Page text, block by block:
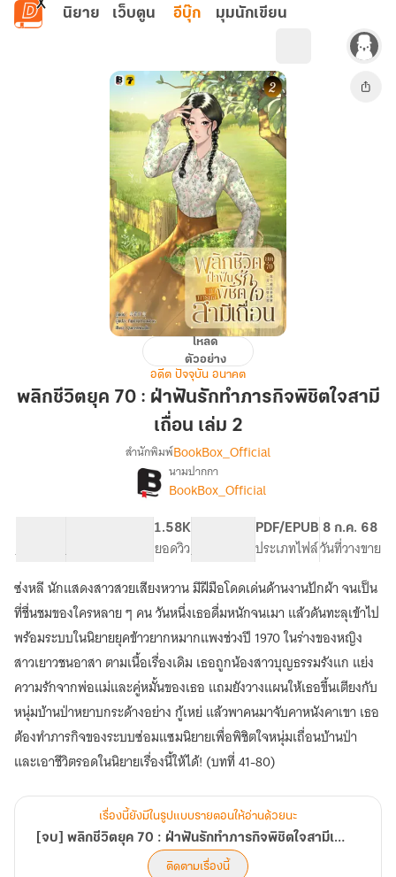
ข้ามไปยังเนื้อหาหลัก
นิยาย เว็บตูน อีบุ๊ก มุมนักเขียน
ยุค
ฝ่าฟัน
สามี
เล่ม
2
โหลด
ตัวอย่าง
อดีต ปัจจุบัน อนาคต
พลิกชีวิตยุค 70 : ฝ่าฟันรักทำภารกิจพิชิตใจสามี
เถื่อน เล่ม 2
เรื่อง[จบ]
พลิก
ฝ่าฟัน
รัก
ทำ
ภารกิจ
พิชิต
ใจ
สามี
เถื่อน
สำนักพิมพ์BookBox_Official
นามปากกา
BookBox_Official
จำนวนคำ จำนวนหน้า (A5)
1.58K
ยอดวิวระดับเนื้อหา
PDF/EPUB
ประเภทไฟล์
8 ก.ค. 68
วันที่วางขาย
ซ่งหลี นักแสดงสาวสวยเสียงหวาน มีฝีมือโดดเด่นด้านงานปักผ้า จนเป็น
ที่ชื่นชมของใครหลาย ๆ คน วันหนึ่งเธอดื่มหนักจนเมา แล้วดันทะลุเข้าไป
พร้อมระบบในนิยายยุคข้าวยากหมากแพงช่วงปี 1970 ในร่างของหญิง
สาวเยาวชนอาสา ตามเนื้อเรื่องเดิม เธอถูกน้องสาวบุญธรรมรังแก แย่ง
ความรักจากพ่อแม่และคู่หมั้นของเธอ แถมยังวางแผนให้เธอขึ้นเตียงกับ
หนุ่มบ้านป่าหยาบกระด้างอย่าง กู้เหย่ แล้วพาคนมาจับคาหนังคาเขา เธอ
ต้องทำภารกิจของระบบซ่อมแซมนิยายเพื่อพิชิตใจหนุ่มเถื่อนบ้านป่า
และเอาชีวิตรอดในนิยายเรื่องนี้ให้ได้! (บทที่ 41-80)
เรื่องนี้ยังมีในรูปแบบรายตอนให้อ่านด้วยนะ
[จบ] พลิกชีวิตยุค 70 : ฝ่าฟันรักทำภารกิจพิชิตใจสามีเถื่อน
ติดตามเรื่องนี้